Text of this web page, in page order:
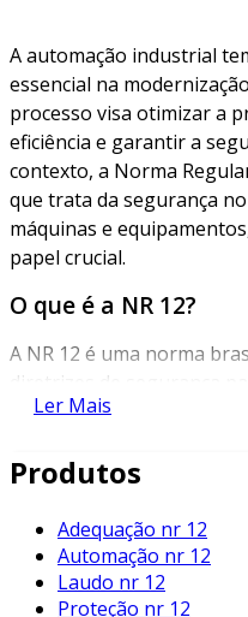
A automação industrial
essencial na
processo visa otimizar a
eficiência e garantir a
contexto, a Norma
que trata da segurança
máquinas e
papel crucial.
O que é a NR 12?
A NR 12 é uma norma
diretrizes de segurança
máquinas e
seguras aos
manutenção e operação
A norma é de
todas as empresas que
Ler Mais
Produtos
Adequação nr 12
Automação nr 12
Laudo nr 12
Proteção nr 12